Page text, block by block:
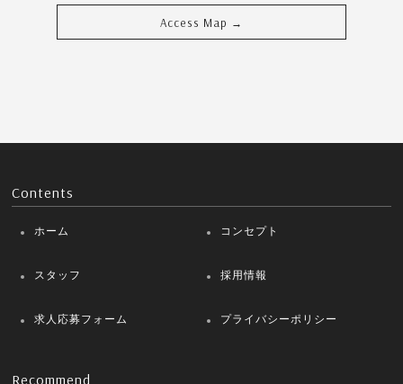
Access Map →
Contents
ホーム コンセプト
スタッフ 採用情報
求人応募フォーム プライバシーポリシー
Recommend